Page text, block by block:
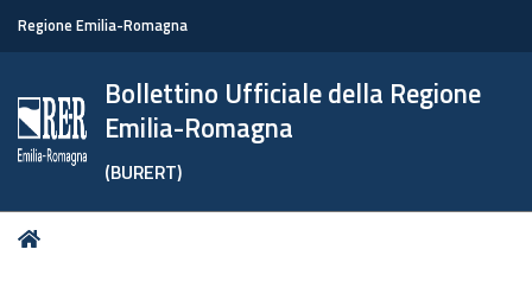
Regione Emilia-Romagna
Bollettino Ufficiale della Regione
Emilia-Romagna
(BURERT)
Tu